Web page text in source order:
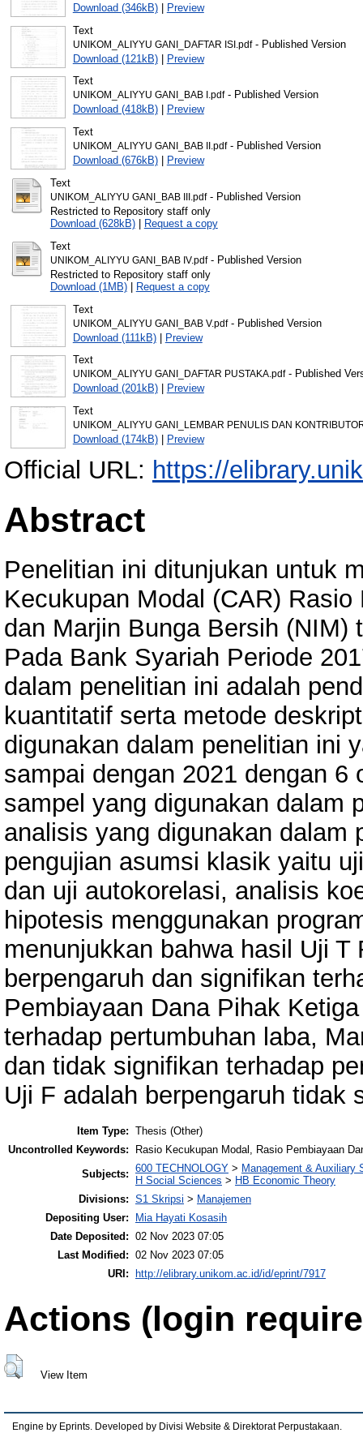
Download (346kB)|
Preview
Text
UNIKOM_ALIYYU GANI_DAFTAR ISI.pdf- Published Version
Download (121kB)| Preview
Text
UNIKOM_ALIYYU GANI_BAB I.pdf- Published Version
Download (418kB)|
Preview
Text
UNIKOM_ALIYYU GANI_BAB II.pdf- Published Version
Download (676kB)|
Preview
Text
UNIKOM_ALIYYU GANI_BAB III.pdf- Published Version
Restricted to Repository staff only
Download (628kB)|
Request a copy
Text
UNIKOM_ALIYYU GANI_BAB IV.pdf- Published Version
Restricted to Repository staff only
Download (1MB)|
Request a copy
Text
UNIKOM_ALIYYU GANI_BAB V.pdf- Published Version
Download (111kB)| Preview
Text
UNIKOM_ALIYYU GANI_DAFTAR PUSTAKA.pdf- Published
Download (201kB)|
Preview
Text
UNIKOM_ALIYYU GANI_LEMBAR PENULIS DAN
Download (174kB)| Preview
Official URL: https://
Abstract
Penelitian ini ditunjukan untuk
Kecukupan Modal (CAR)
dan Marjin Bunga Bersih (NIM)
Pada Bank Syariah Periode
dalam penelitian ini adalah
kuantitatif serta metode
digunakan dalam penelitian ini
sampai dengan 2021 dengan
sampel yang digunakan dalam
analisis yang digunakan dalam
pengujian asumsi klasik yaitu
dan uji autokorelasi, analisis
hipotesis menggunakan
menunjukkan bahwa hasil Uji
berpengaruh dan signifikan
Pembiayaan Dana Pihak
terhadap pertumbuhan laba,
dan tidak signifikan terhadap
Uji F adalah berpengaruh tidak
Item Type: Thesis (Other)
Uncontrolled Keywords:
Rasio Kecukupan Modal, Rasio Pembiayaan
Subjects: 600 TECHNOLOGY > Management & Auxiliary
H Social Sciences > HB Economic Theory
Divisions: S1 Skripsi > Manajemen
Depositing User:
Mia Hayati Kosasih
Date Deposited: 02 Nov 2023 07:05
Last Modified: 02 Nov 2023 07:05
URI:
http://elibrary.unikom.ac.id/id/eprint/7917
Actions (login
View Item
Engine by Eprints. Developed by Divisi Website & Direktorat Perpustakaan.